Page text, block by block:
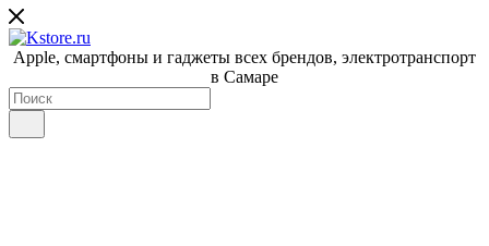
Apple, cмартфоны и гаджеты всех брендов, электротранспорт
в Самаре